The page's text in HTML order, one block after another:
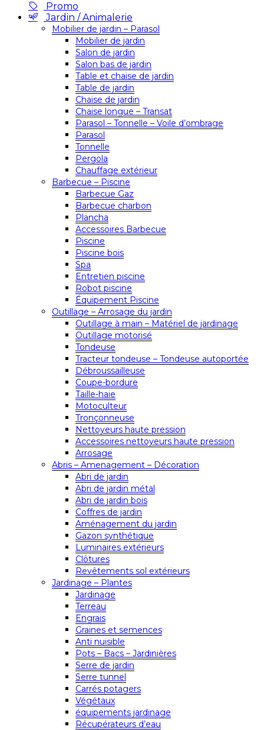
Promo
Jardin / Animalerie
Mobilier de jardin – Parasol
Mobilier de jardin
Salon de jardin
Salon bas de jardin
Table et chaise de jardin
Table de jardin
Chaise de jardin
Chaise longue – Transat
Parasol – Tonnelle – Voile d’ombrage
Parasol
Tonnelle
Pergola
Chauffage extérieur
Barbecue – Piscine
Barbecue Gaz
Barbecue charbon
Plancha
Accessoires Barbecue
Piscine
Piscine bois
Spa
Entretien piscine
Robot piscine
Équipement Piscine
Outillage – Arrosage du jardin
Outillage à main – Matériel de jardinage
Outillage motorisé
Tondeuse
Tracteur tondeuse – Tondeuse autoportée
Débroussailleuse
Coupe-bordure
Taille-haie
Motoculteur
Tronçonneuse
Nettoyeurs haute pression
Accessoires nettoyeurs haute pression
Arrosage
Abris – Amenagement – Décoration
Abri de jardin
Abri de jardin métal
Abri de jardin bois
Coffres de jardin
Aménagement du jardin
Gazon synthétique
Luminaires extérieurs
Clôtures
Revêtements sol extérieurs
Jardinage – Plantes
Jardinage
Terreau
Engrais
Graines et semences
Anti nuisible
Pots – Bacs – Jardinières
Serre de jardin
Serre tunnel
Carrés potagers
Végétaux
équipements jardinage
Récupérateurs d’eau